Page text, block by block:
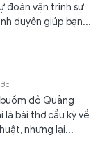
đoán vận trình sự
duyên giúp bạn...
đỏ Quảng
là bài thơ cầu kỳ về
nhưng lại...